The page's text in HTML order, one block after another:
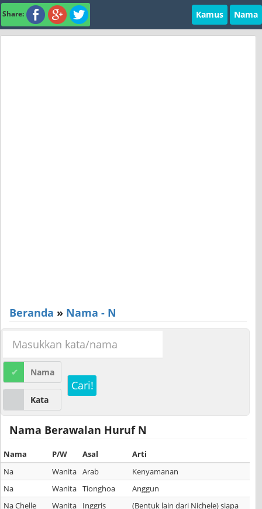
Share: Kamus Nama
Beranda » Nama - N
Nama
Kata
Cari!
Nama Berawalan Huruf N
Nama P/W Asal
Arti
Na
Wanita Arab
Kenyamanan
Na
Wanita Tionghoa
Anggun
Na Chelle
Wanita Inggris
(Bentuk lain dari Nichele) siapa